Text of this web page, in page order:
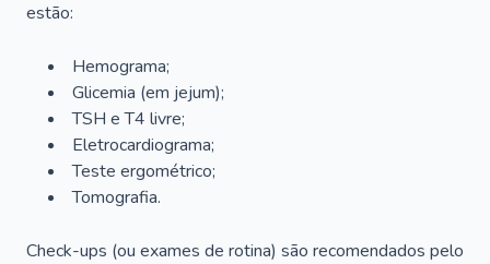
estão:
Hemograma;
Glicemia (em jejum);
TSH e T4 livre;
Eletrocardiograma;
Teste ergométrico;
Tomografia.
Check-ups (ou exames de rotina) são recomendados pelo